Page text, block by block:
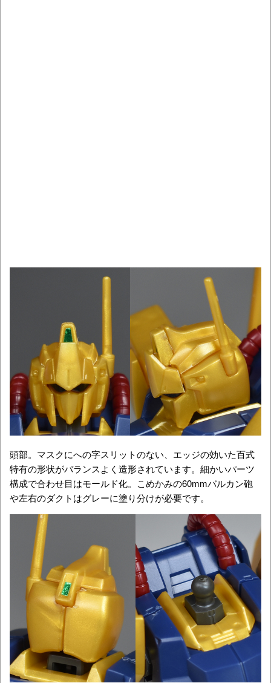
頭部。マスクにへの字スリットのない、エッジの効いた百式
特有の形状がバランスよく造形されています。細かいパーツ
構成で合わせ目はモールド化。こめかみの60mmバルカン砲
や左右のダクトはグレーに塗り分けが必要です。